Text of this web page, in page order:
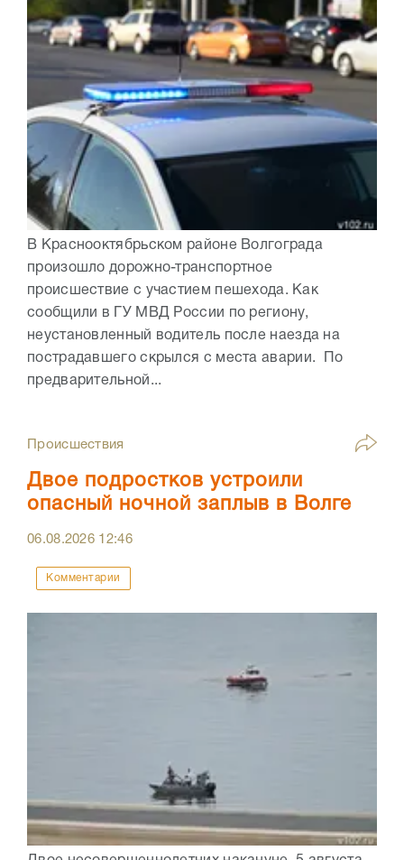
В Краснооктябрьском районе Волгограда
произошло дорожно-транспортное
происшествие с участием пешехода. Как
сообщили в ГУ МВД России по региону,
неустановленный водитель после наезда на
пострадавшего скрылся с места аварии. По
предварительной...
Происшествия
Двое подростков устроили
опасный ночной заплыв в Волге
06.08.2026 12:46
Комментарии